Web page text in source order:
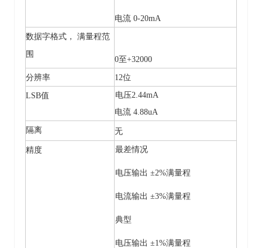
电流0-20mA
数据字格式，
满量程范
围
0至+32000
分辨率 12位
LSB值
电压2.44mA
电流 4.88uA
隔离 无
精度 最差情况
电压输出 ±2%满量程
电流输出 ±3%满量程
典型
电压输出 ±1%满量程